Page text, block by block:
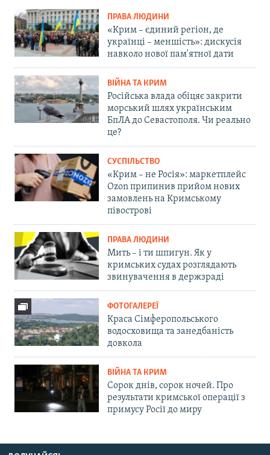
ПРАВА ЛЮДИНИ
«Крим – єдиний регіон, де
українці – меншість»: дискусія
навколо нової пам'ятної дати
ВІЙНА ТА КРИМ
Російська влада обіцяє закрити
морський шлях українським
БпЛА до Севастополя. Чи реально
це?
СУСПІЛЬСТВО
«Крим – не Росія»: маркетплейс
Ozon припинив прийом нових
замовлень на Кримському
півострові
ПРАВА ЛЮДИНИ
Мить – і ти шпигун. Як у
кримських судах розглядають
звинувачення в держзраді
ФОТОГАЛЕРЕЇ
Краса Сімферопольського
водосховища та занедбаність
довкола
ВІЙНА ТА КРИМ
Сорок днів, сорок ночей. Про
результати кримської операції з
примусу Росії до миру